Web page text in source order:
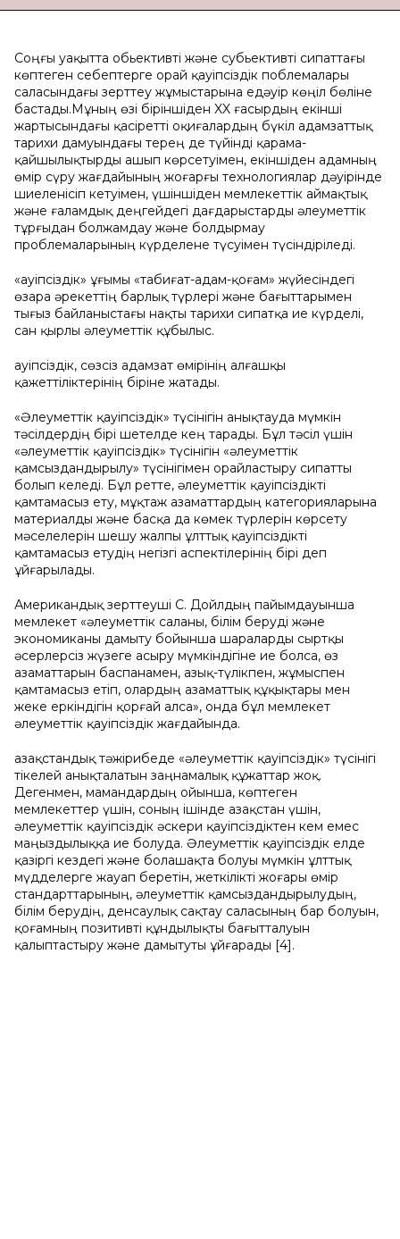
Соңғы уақытта обьективті және субьективті сипаттағы
көптеген себептерге орай қауіпсіздік поблемалары
саласындағы зерттеу жұмыстарына едәуір көңіл бөліне
бастады.Мұның өзі біріншіден XX ғасырдың екінші
жартысындағы қасіретті оқиғалардың бүкіл адамзаттық
тарихи дамуындағы терең де түйінді қарама-
қайшылықтырды ашып көрсетуімен, екіншіден адамның
өмір сүру жағдайының жоғарғы технологиялар дәуірінде
шиеленісіп кетуімен, үшіншіден мемлекеттік аймақтық
және ғаламдық деңгейдегі дағдарыстарды әлеуметтік
тұрғыдан болжамдау және болдырмау
проблемаларының күрделене түсуімен түсіндіріледі.
«Қауіпсіздік» ұғымы «табиғат-адам-қоғам» жүйесіндегі
өзара әрекеттің барлық түрлері және бағыттарымен
тығыз байланыстағы нақты тарихи сипатқа ие күрделі,
сан қырлы әлеуметтік құбылыс.
Қауіпсіздік, сөзсіз адамзат өмірінің алғашқы
қажеттіліктерінің біріне жатады.
«Әлеуметтік қауіпсіздік» түсінігін анықтауда мүмкін
тәсілдердің бірі шетелде кең тарады. Бұл тәсіл үшін
«әлеуметтік қауіпсіздік» түсінігін «әлеуметтік
қамсыздандырылу» түсінігімен орайластыру сипатты
болып келеді. Бұл ретте, әлеуметтік қауіпсіздікті
қамтамасыз ету, мұқтаж азаматтардың категорияларына
материалды және басқа да көмек түрлерін көрсету
мәселелерін шешу жалпы ұлттық қауіпсіздікті
қамтамасыз етудің негізгі аспектілерінің бірі деп
ұйғарылады.
Американдық зерттеуші С. Дойлдың пайымдауынша
мемлекет «әлеуметтік саланы, білім беруді және
экономиканы дамыту бойынша шараларды сыртқы
әсерлерсіз жүзеге асыру мүмкіндігіне ие болса, өз
азаматтарын баспанамен, азық-түлікпен, жұмыспен
қамтамасыз етіп, олардың азаматтық құқықтары мен
жеке еркіндігін қорғай алса», онда бұл мемлекет
әлеуметтік қауіпсіздік жағдайында.
Қазақстандық тәжірибеде «әлеуметтік қауіпсіздік» түсінігі
тікелей анықталатын заңнамалық құжаттар жоқ.
Дегенмен, мамандардың ойынша, көптеген
мемлекеттер үшін, соның ішінде Қазақстан үшін,
әлеуметтік қауіпсіздік әскери қауіпсіздіктен кем емес
маңыздылыққа ие болуда. Әлеуметтік қауіпсіздік елде
қазіргі кездегі және болашақта болуы мүмкін ұлттық
мүдделерге жауап беретін, жеткілікті жоғары өмір
стандарттарының, әлеуметтік қамсыздандырылудың,
білім берудің, денсаулық сақтау саласының бар болуын,
қоғамның позитивті құндылықты бағытталуын
қалыптастыру және дамытуты ұйғарады [4].